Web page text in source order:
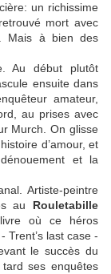
un richissime
mort avec
Mais à bien des
Au début plutôt
ensuite dans
amateur,
au prises avec
Murch. On glisse
d’amour, et
et la
Artiste-peintre
au Rouletabille
où ce héros
Trent’s last case -
le succès du
ses enquêtes